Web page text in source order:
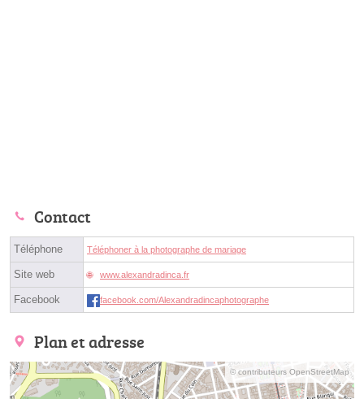
Contact
Téléphone Téléphoner à la photographe de mariage
Site web www.alexandradinca.fr
Facebook facebook.com/Alexandradincaphotographe
Plan et adresse
© contributeurs OpenStreetMap